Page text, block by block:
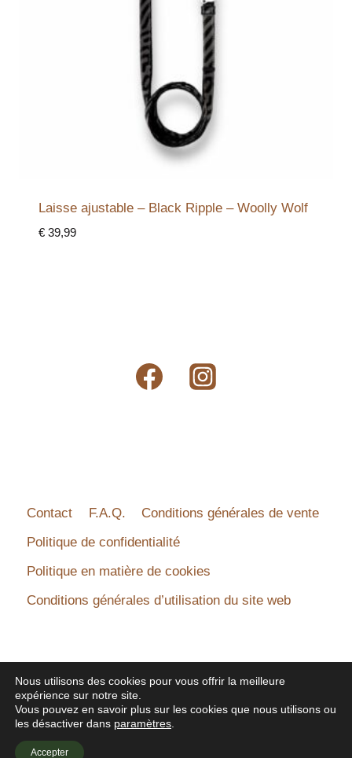
Laisse ajustable – Black Ripple – Woolly Wolf
€39,99
Contact F.A.Q.
Conditions générales de vente
Politique de confidentialité
Politique en matière de cookies
Conditions générales d’utilisation du site web
© 2026 - B 'n Lily - Tous droits réservés - Made by
DP - Support
Nous utilisons des cookies pour vous offrir la meilleure
expérience sur notre site.
Vous pouvez en savoir plus sur les cookies que nous utilisons ou
les désactiver dans paramètres
Accepter